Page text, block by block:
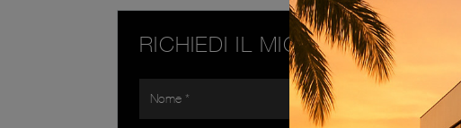
RICHIEDI IL MIGLIOR PREZZO